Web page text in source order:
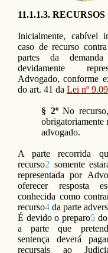
11.1.1.3.
Inicialmente, cabível
caso de recurso
partes da
devidamente
Advogado, conforme
do art. 41 da Lei nº
§ 2ºNo
obrigatoriamente
advogado.
A parte recorrida
recurso2 somente
representada por
oferecer resposta
conhecida como
recurso4 da parte
É devido o preparo5
a parte que
sentença deverá
recursais ao